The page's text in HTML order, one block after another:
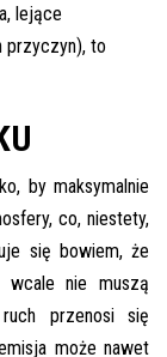
lejące
przyczyn), to
by maksymalnie
co, niestety,
się bowiem, że
wcale nie muszą
przenosi się
może nawet